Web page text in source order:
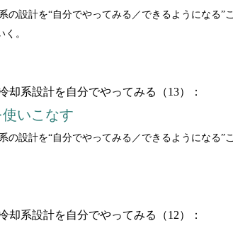
の設計を“自分でやってみる／できるようになる
。
却系設計を自分でやってみる（13）：
いこなす
の設計を“自分でやってみる／できるようになる
却系設計を自分でやってみる（12）：